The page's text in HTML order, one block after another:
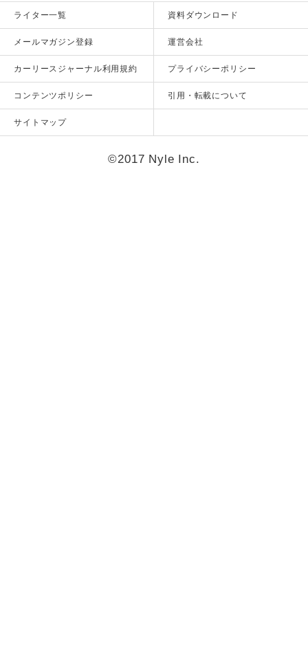
ライター一覧 資料ダウンロード
メールマガジン登録 運営会社
カーリースジャーナル利用規約 プライバシーポリシー
コンテンツポリシー 引用・転載について
サイトマップ
©2017 Nyle Inc.